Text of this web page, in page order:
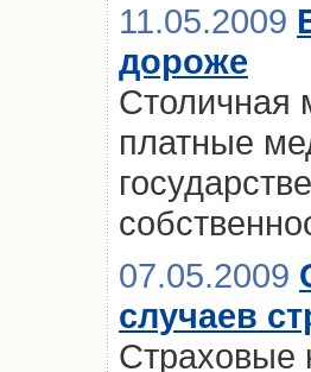
11.05.2009
дороже
Столичная
платные
07.05.2009
случаев
Страховые